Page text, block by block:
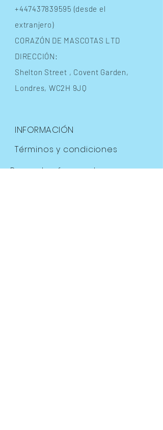
+447437839595 (desde el
extranjero)
CORAZÓN DE MASCOTAS LTD
DIRECCIÓN:
Shelton Street , Covent Garden,
Londres, WC2H 9JQ
INFORMACIÓN
Términos y condiciones
Preguntas frecuentes